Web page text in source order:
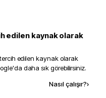
edilen kaynak olarak
edilen kaynak olarak
daha sık görebilirsiniz.
Nasıl çalışır?›